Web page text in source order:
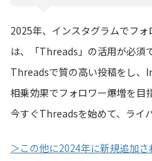
2025年、インスタグラムでフ
は、「Threads」の活用が必須で
Threadsで質の高い投稿をし、
相乗効果でフォロワー爆増を目
今すぐThreadsを始めて、ライ
＞この他に2024年に新規追加